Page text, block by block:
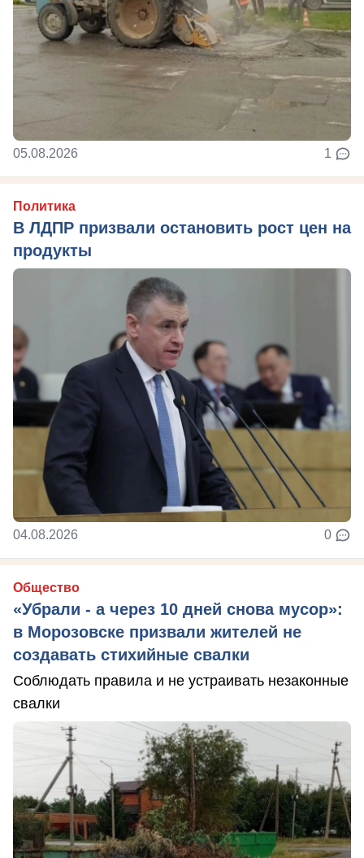
05.08.2026 1
Политика
В ЛДПР призвали остановить рост цен на
продукты
04.08.2026 0
Общество
«Убрали - а через 10 дней снова мусор»:
в Морозовске призвали жителей не
создавать стихийные свалки
Соблюдать правила и не устраивать незаконные
свалки